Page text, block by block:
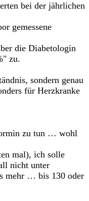
bei der jährlichen
gemessene
die Diabetologin
zu.
sondern genau
für Herzkranke
zu tun … wohl
mal), ich solle
nicht unter
mehr … bis 130 oder